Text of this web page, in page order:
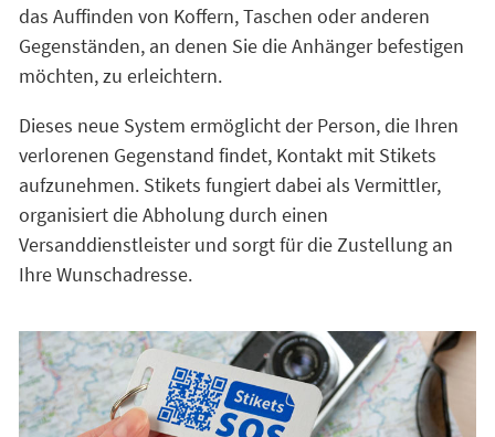
das Auffinden von Koffern, Taschen oder anderen
Gegenständen, an denen Sie die Anhänger befestigen
möchten, zu erleichtern.
Dieses neue System ermöglicht der Person, die Ihren
verlorenen Gegenstand findet, Kontakt mit Stikets
aufzunehmen. Stikets fungiert dabei als Vermittler,
organisiert die Abholung durch einen
Versanddienstleister und sorgt für die Zustellung an
Ihre Wunschadresse.